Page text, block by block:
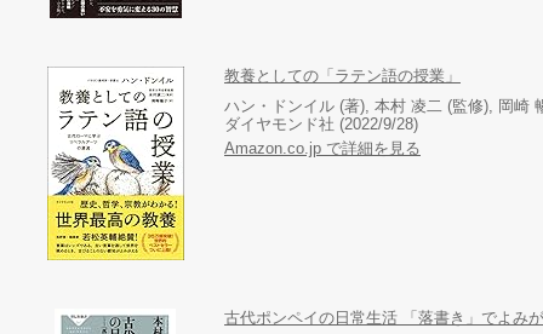
教養としての「ラテン語の授業」
ハン・ドンイル (著), 本村 凌二 (監修), 岡崎
ダイヤモンド社 (2022/9/28)
Amazon.co.jp で詳細を見る
古代ポンペイの日常生活 「落書き」でよみ